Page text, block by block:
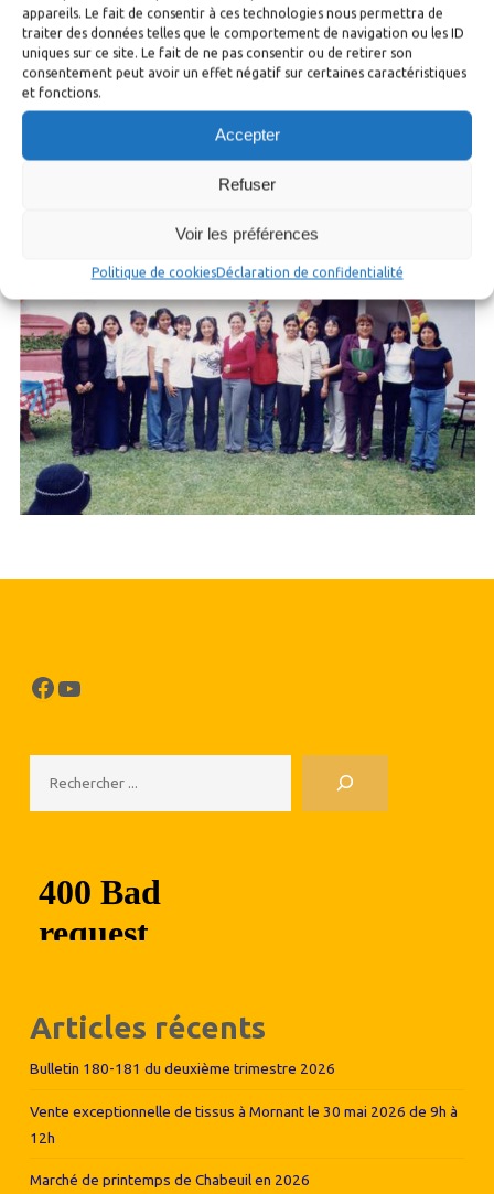
appareils. Le fait de consentir à ces technologies nous permettra de
traiter des données telles que le comportement de navigation ou les ID
uniques sur ce site. Le fait de ne pas consentir ou de retirer son
consentement peut avoir un effet négatif sur certaines caractéristiques
et fonctions.
Accepter
Refuser
Voir les préférences
Politique de cookiesDéclaration de confidentialité
Facebook
YouTube
Articles récents
Bulletin 180-181 du deuxième trimestre 2026
Vente exceptionnelle de tissus à Mornant le 30 mai 2026 de 9h à
12h
Marché de printemps de Chabeuil en 2026